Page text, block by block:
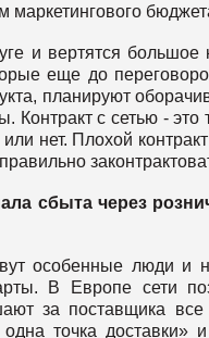
маркетингового
и вертятся большое
еще до
планируют
с сетью - это
нет. Плохой
сбыта через
особенные люди и
В Европе сети
за поставщика
точка доставки»